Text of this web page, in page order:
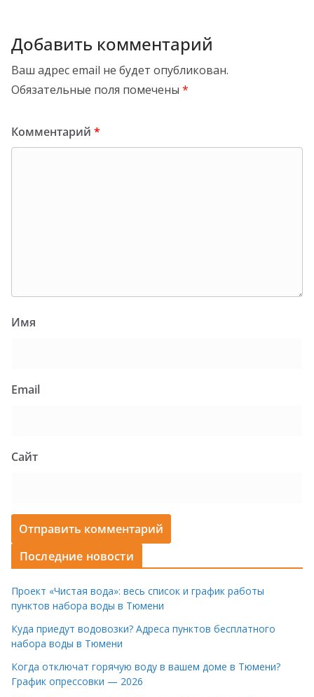
Добавить комментарий
Ваш адрес email не будет опубликован.
Обязательные поля помечены *
Комментарий *
Имя
Email
Сайт
Последние новости
Проект «Чистая вода»: весь список и график работы
пунктов набора воды в Тюмени
Куда приедут водовозки? Адреса пунктов бесплатного
набора воды в Тюмени
Когда отключат горячую воду в вашем доме в Тюмени?
График опрессовки — 2026